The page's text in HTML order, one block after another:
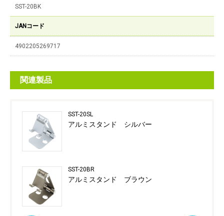
SST-20BK
JANコード
4902205269717
関連製品
SST-20SL
アルミスタンド シルバー
SST-20BR
アルミスタンド ブラウン